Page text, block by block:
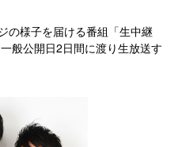
の様子を届ける番組「生中継
般公開日2日間に渡り生放送す